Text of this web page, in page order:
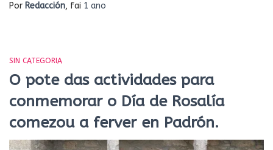
Por Redacción, fai 1 ano
SIN CATEGORIA
O pote das actividades para
conmemorar o Día de Rosalía
comezou a ferver en Padrón.